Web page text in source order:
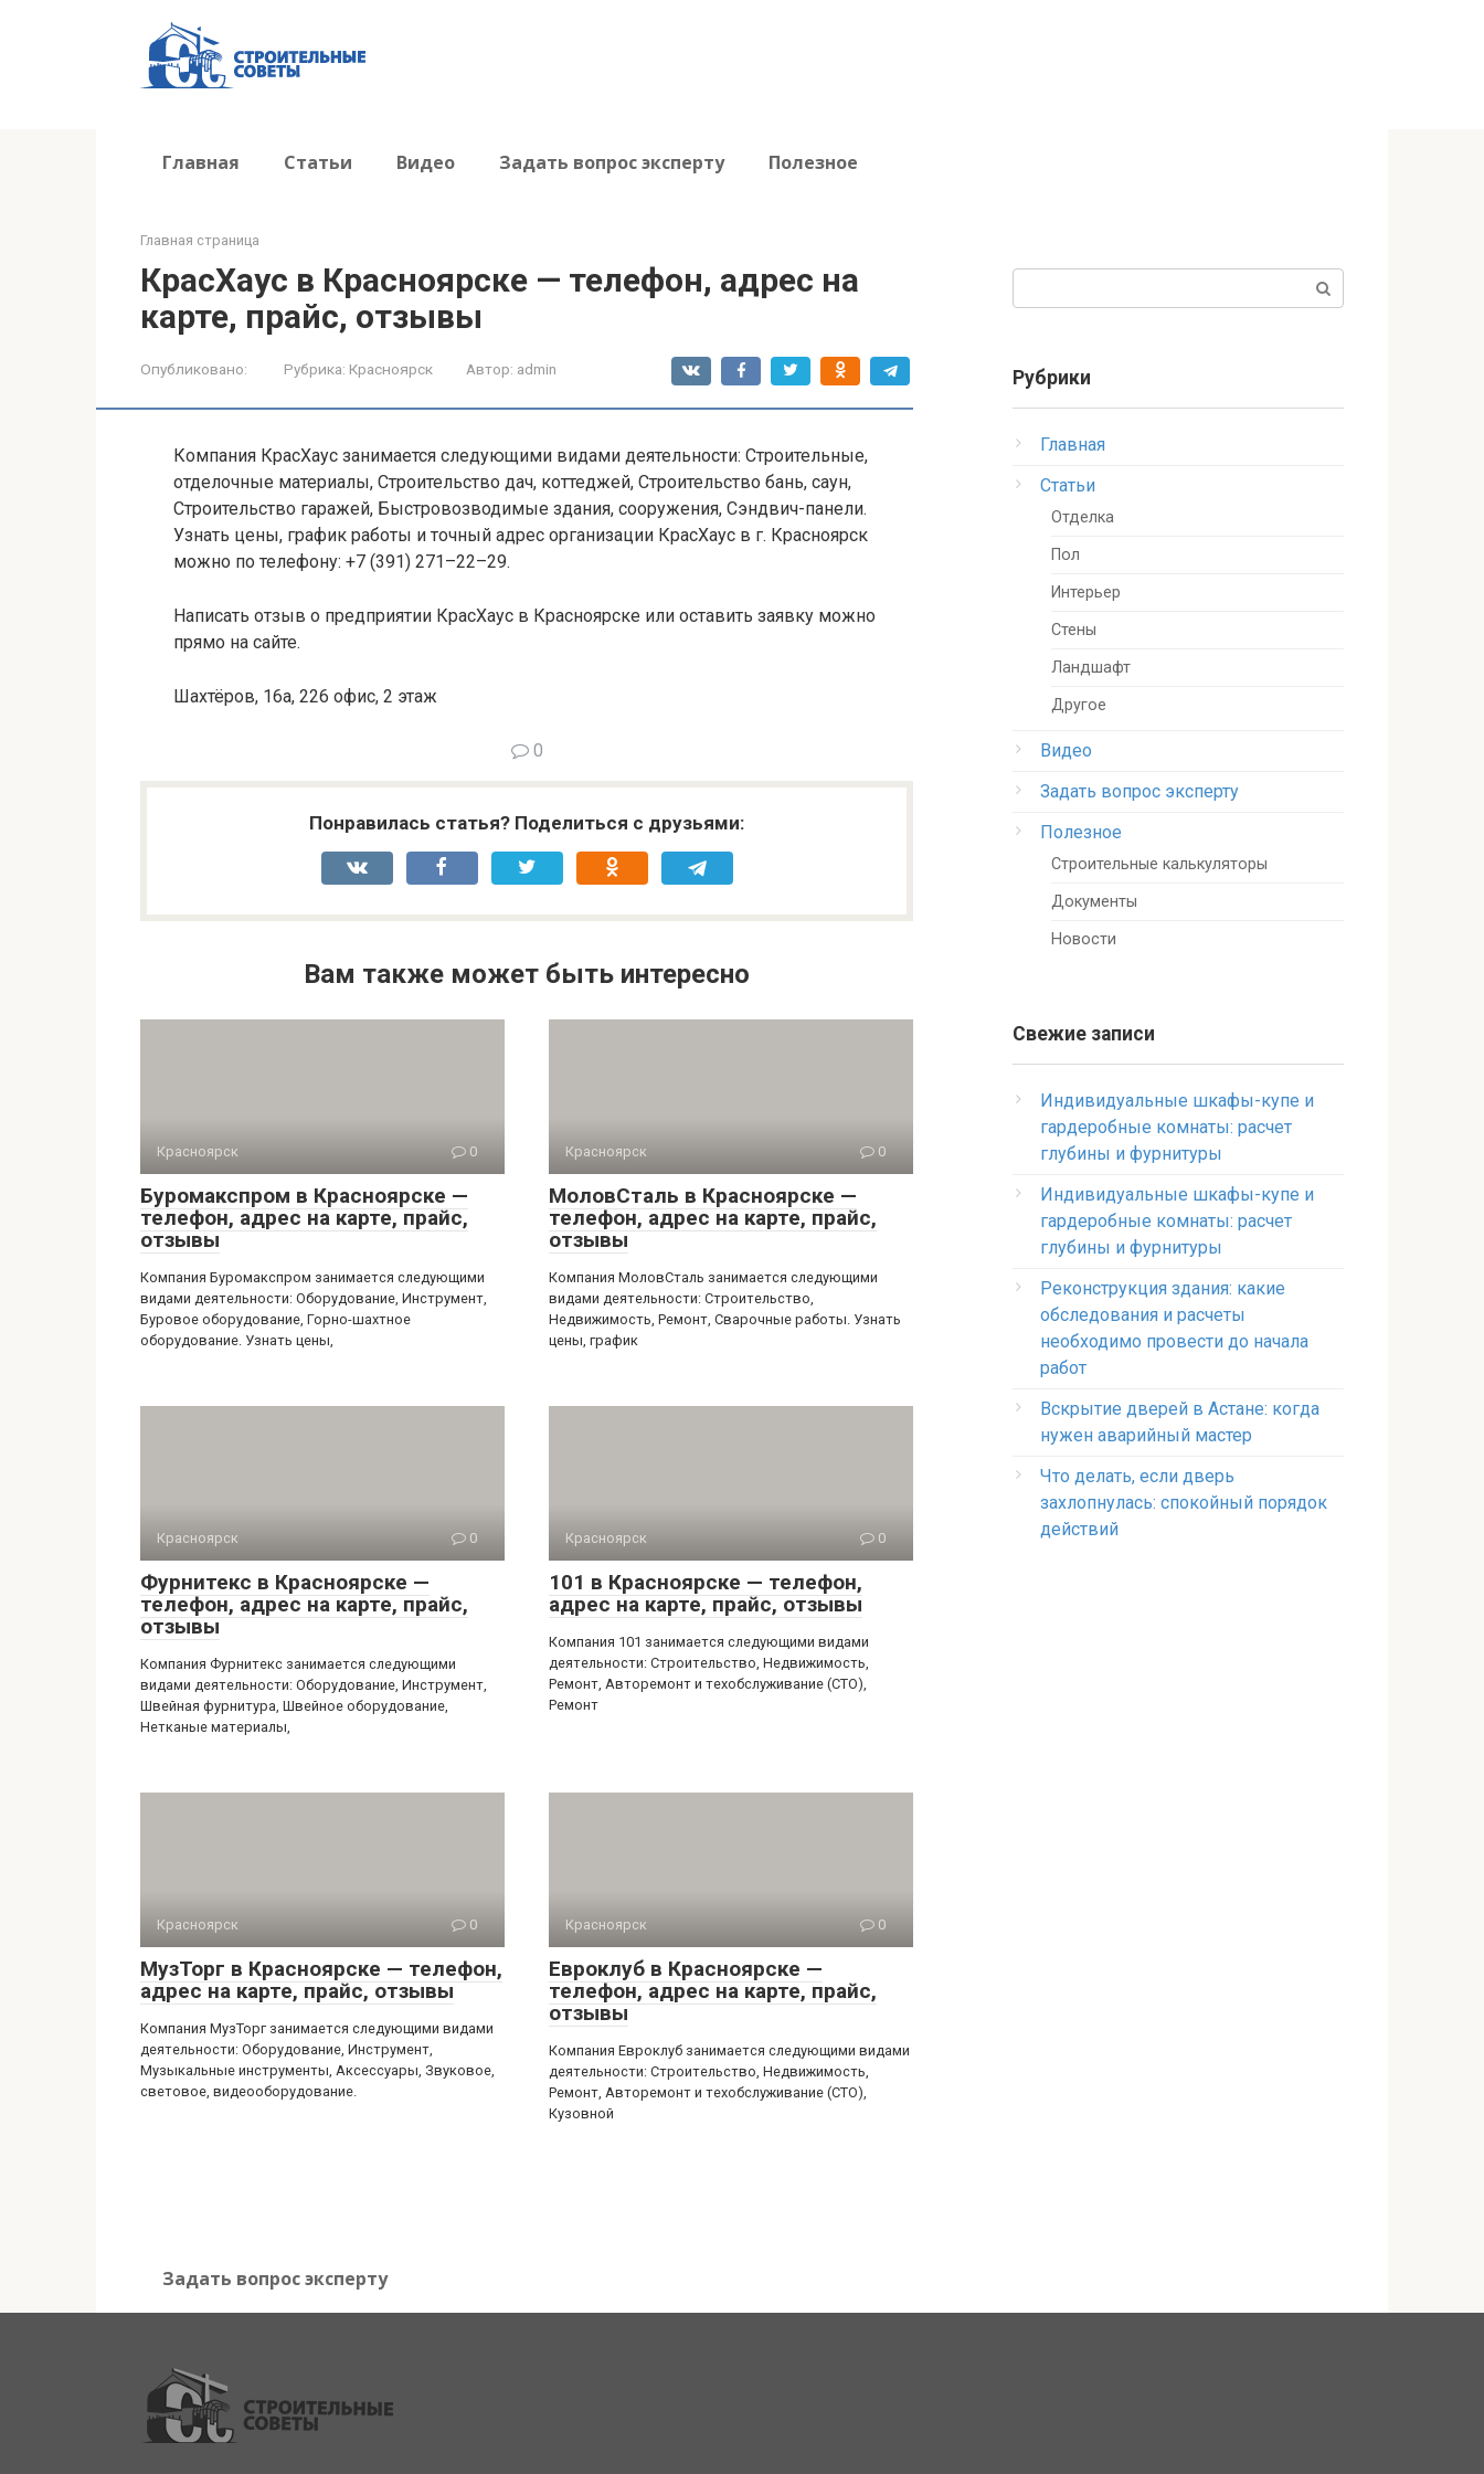
Главная Статьи Видео Задать вопрос эксперту Полезное
Главная страница
КрасХаус в Красноярске — телефон, адрес на
карте, прайс, отзывы
Опубликовано: Рубрика: Красноярск Автор: admin
Компания КрасХаус занимается следующими видами деятельности: Строительные,
отделочные материалы, Строительство дач, коттеджей, Строительство бань, саун,
Строительство гаражей, Быстровозводимые здания, сооружения, Сэндвич-панели.
Узнать цены, график работы и точный адрес организации КрасХаус в г. Красноярск
можно по телефону: +7 (391) 271–22–29.
Написать отзыв о предприятии КрасХаус в Красноярске или оставить заявку можно
прямо на сайте.
Шахтёров, 16а, 226 офис, 2 этаж
0
Понравилась статья? Поделиться с друзьями:
Вам также может быть интересно
Красноярск 0
Буромакспром в Красноярске —
телефон, адрес на карте, прайс,
отзывы
Компания Буромакспром занимается следующими
видами деятельности: Оборудование, Инструмент,
Буровое оборудование, Горно-шахтное
оборудование. Узнать цены,
Красноярск 0
МоловСталь в Красноярске —
телефон, адрес на карте, прайс,
отзывы
Компания МоловСталь занимается следующими
видами деятельности: Строительство,
Недвижимость, Ремонт, Сварочные работы. Узнать
цены, график
Красноярск 0
Фурнитекс в Красноярске —
телефон, адрес на карте, прайс,
отзывы
Компания Фурнитекс занимается следующими
видами деятельности: Оборудование, Инструмент,
Швейная фурнитура, Швейное оборудование,
Нетканые материалы,
Красноярск 0
101 в Красноярске — телефон,
адрес на карте, прайс, отзывы
Компания 101 занимается следующими видами
деятельности: Строительство, Недвижимость,
Ремонт, Авторемонт и техобслуживание (СТО),
Ремонт
Красноярск 0
МузТорг в Красноярске — телефон,
адрес на карте, прайс, отзывы
Компания МузТорг занимается следующими видами
деятельности: Оборудование, Инструмент,
Музыкальные инструменты, Аксессуары, Звуковое,
световое, видеооборудование.
Красноярск 0
Евроклуб в Красноярске —
телефон, адрес на карте, прайс,
отзывы
Компания Евроклуб занимается следующими видами
деятельности: Строительство, Недвижимость,
Ремонт, Авторемонт и техобслуживание (СТО),
Кузовной
Рубрики
Главная
Статьи
Отделка
Пол
Интерьер
Стены
Ландшафт
Другое
Видео
Задать вопрос эксперту
Полезное
Строительные калькуляторы
Документы
Новости
Свежие записи
Индивидуальные шкафы-купе и
гардеробные комнаты: расчет
глубины и фурнитуры
Индивидуальные шкафы-купе и
гардеробные комнаты: расчет
глубины и фурнитуры
Реконструкция здания: какие
обследования и расчеты
необходимо провести до начала
работ
Вскрытие дверей в Астане: когда
нужен аварийный мастер
Что делать, если дверь
захлопнулась: спокойный порядок
действий
Задать вопрос эксперту